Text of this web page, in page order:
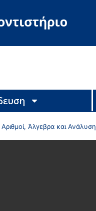
Αριθμοί, Άλγεβρα και Ανάλυση